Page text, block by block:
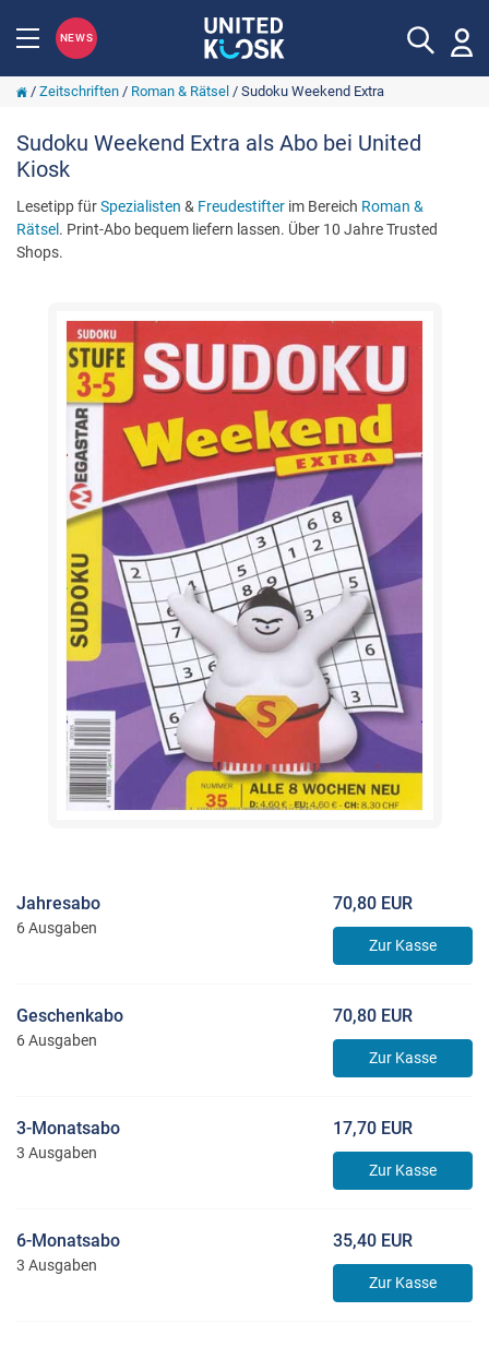
NEWS
/ Zeitschriften/ Roman & Rätsel / Sudoku Weekend Extra
Sudoku Weekend Extra als Abo bei United
Kiosk
Lesetipp fürSpezialisten & Freudestifter im Bereich Roman &
Rätsel . Print-Abo bequem liefern lassen. Über 10 Jahre Trusted
Shops.
Jahresabo
6 Ausgaben
70,80 EUR
Zur Kasse
Geschenkabo
6 Ausgaben
70,80 EUR
Zur Kasse
3-Monatsabo
3 Ausgaben
17,70 EUR
Zur Kasse
6-Monatsabo
3 Ausgaben
35,40 EUR
Zur Kasse